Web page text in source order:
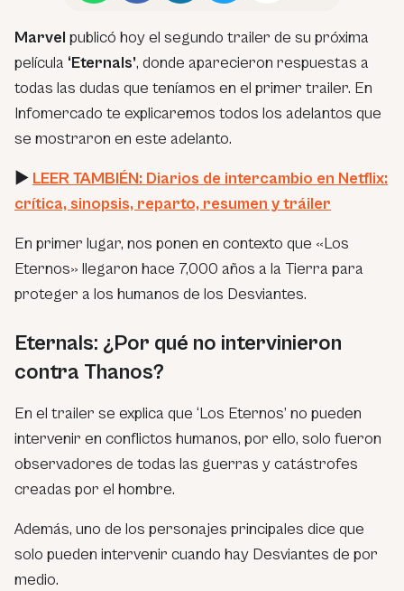
Marvel publicó hoy el segundo trailer de su próxima
película ‘Eternals’, donde aparecieron respuestas a
todas las dudas que teníamos en el primer trailer. En
Infomercado te explicaremos todos los adelantos que
se mostraron en este adelanto.
► LEER TAMBIÉN: Diarios de intercambio en Netflix:
crítica, sinopsis, reparto, resumen y tráiler
En primer lugar, nos ponen en contexto que «Los
Eternos» llegaron hace 7,000 años a la Tierra para
proteger a los humanos de los Desviantes.
Eternals: ¿Por qué no intervinieron
contra Thanos?
En el trailer se explica que ‘Los Eternos’ no pueden
intervenir en conflictos humanos, por ello, solo fueron
observadores de todas las guerras y catástrofes
creadas por el hombre.
Además, uno de los personajes principales dice que
solo pueden intervenir cuando hay Desviantes de por
medio.